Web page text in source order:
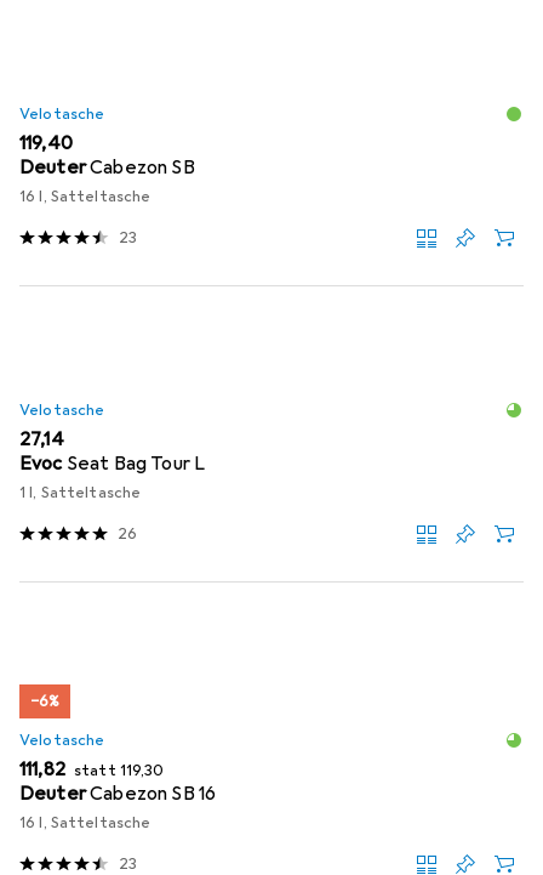
Velotasche
EUR
119,40
DeuterCabezon SB
16 l, Satteltasche
23
Velotasche
EUR
27,14
Evoc Seat Bag Tour L
1 l, Satteltasche
26
−6%
Velotasche
EUR
111,82 statt EUR
119,30
DeuterCabezon SB 16
16 l, Satteltasche
23